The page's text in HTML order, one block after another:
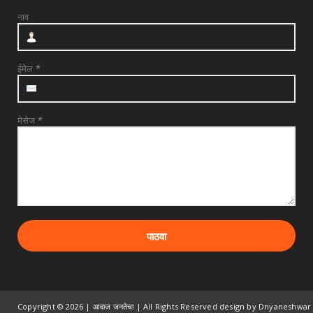
नाव
ईमेल *
मेसेज *
Copyright ©2026 | आवाज जनतेचा | All Rights Reserved design by Dnyaneshwar